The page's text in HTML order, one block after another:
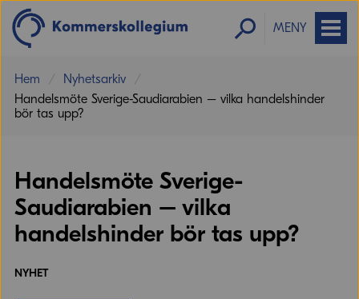
MENY
Hem
Nyhetsarkiv
Handelsmöte Sverige-Saudiarabien – vilka handelshinder
bör tas upp?
Handelsmöte Sverige-
Saudiarabien – vilka
handelshinder bör tas upp?
NYHET